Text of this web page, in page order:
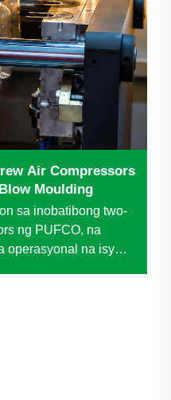
Air Compressors
Moulding
sa inobatibong two-
ng PUFCO, na
operasyonal na isyu